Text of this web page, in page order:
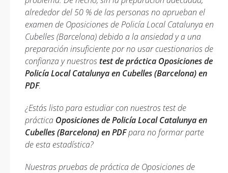
alrededor del 50 % de las personas no aprueban el
examen de Oposiciones de Policía Local Catalunya en
Cubelles (Barcelona) debido a la ansiedad y a una
preparación insuficiente por no usar cuestionarios de
confianza y nuestros test de práctica Oposiciones de
Policía Local Catalunya en Cubelles (Barcelona) en
PDF.
¿Estás listo para estudiar con nuestros test de
práctica Oposiciones de Policía Local Catalunya en
Cubelles (Barcelona) en PDFpara no formar parte
de esta estadística?
Nuestras pruebas de práctica de Oposiciones de